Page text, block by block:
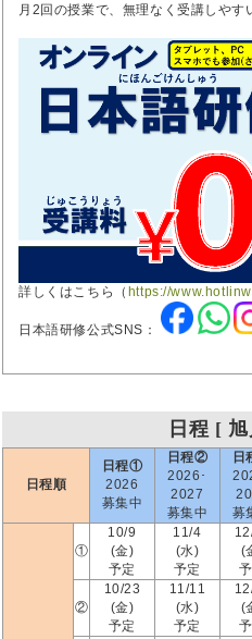
月2回の授業で、無理なく受講しやす
詳しくはこちら（ https://
日本語研修公式SNS：
日程 [
日程順
日程①
2026
募集中
日程②
2026･
2027
募集中
募
①
10/9
(金)
予定
11/4
(水)
予定
(
②
10/23
(金)
予定
11/11
(水)
予定
(